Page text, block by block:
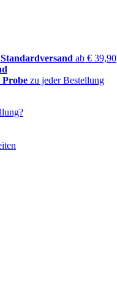
ab € 39,90
Probe zu jeder Bestellung